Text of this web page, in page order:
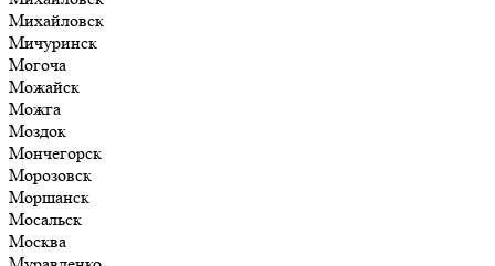
Михайловск
Мичуринск
Могоча
Можайск
Можга
Моздок
Мончегорск
Морозовск
Моршанск
Мосальск
Москва